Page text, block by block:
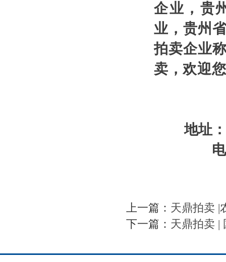
企业，贵
业，贵州
拍卖企业
卖，欢迎
地址
上一篇： 天鼎拍卖 |
下一篇： 天鼎拍卖 |